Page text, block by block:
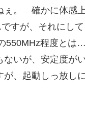
ぇ。 確かに体感
すが、それにし
550MHz程度とは…
いが、安定度が
、起動しっ放し